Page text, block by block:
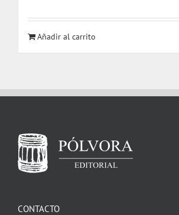
Añadir al carrito
CONTACTO